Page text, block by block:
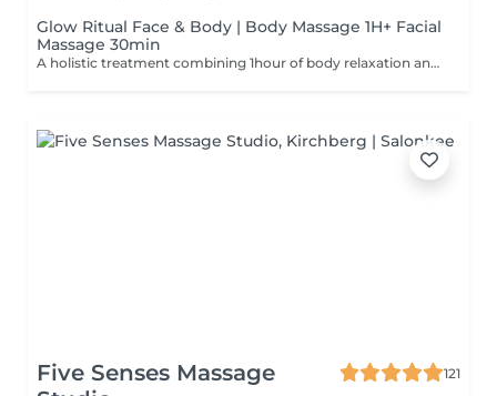
Glow Ritual Face & Body | Body Massage 1H+ Facial
Massage 30min
A holistic treatment combining 1hour of body relaxation and 30min of facial massage for complete rejuvenation. Why clients choose it: - Full relaxation - Skin + body experience - Signature SPA feeling
Five Senses Massage
121